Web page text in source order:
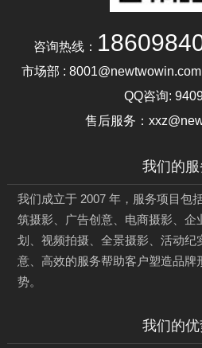
咨询热线：
市场部 :
QQ咨询:
售后服务：
我们的服
我们成立于 2007 年，服务项目包
筑摄影、广告创意、电商摄影、企
划、视频拍摄、全景摄影、活动纪
意、高效的服务帮助客户塑造品牌
势。
我们的优